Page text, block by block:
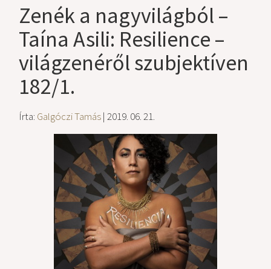
Zenék a nagyvilágból –
Taína Asili: Resilience –
világzenéről szubjektíven
182/1.
Írta: Galgóczi Tamás| 2019. 06. 21.